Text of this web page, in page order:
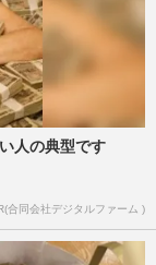
人の典型です
合同会社デジタルファーム )